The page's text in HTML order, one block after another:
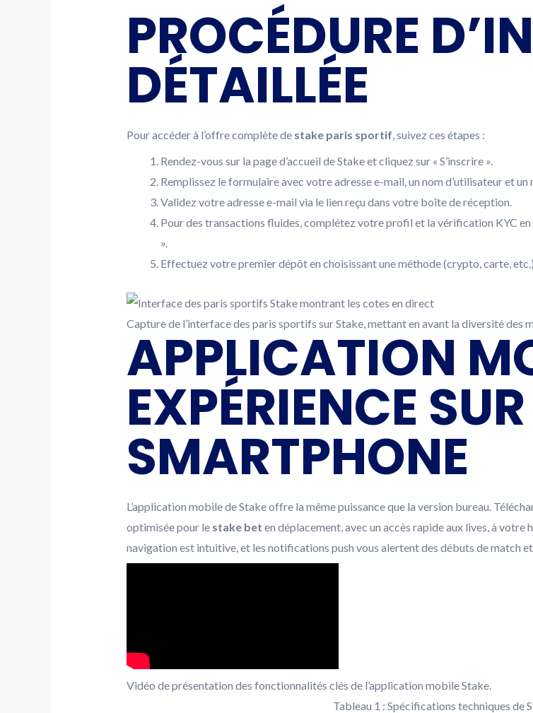
PROCÉDURE
DÉTAILLÉE
Pour accéder à l’offre complète de stake paris sportif, suivez ces étapes :
Rendez-vous sur la page d’accueil de Stake et cliquez sur « S’inscrire ».
Remplissez le formulaire avec votre adresse e-mail, un nom d’utilisateur et
Validez votre adresse e-mail via le lien reçu dans votre boîte de réception.
Pour des transactions fluides, complétez votre profil et la vérification KYC
».
Effectuez votre premier dépôt en choisissant une méthode (crypto, carte,
Capture de l’interface des paris sportifs sur Stake, mettant en avant la diversité des
APPLICATION
EXPÉRIENCE SUR
SMARTPHONE
L’application mobile de Stake offre la même puissance que la version bureau.
optimisée pour le stake bet en déplacement, avec un accès rapide aux lives, à
navigation est intuitive, et les notifications push vous alertent des débuts de match
Vidéo de présentation des fonctionnalités clés de l’application mobile Stake.
Tableau 1 : Spécifications techniques de